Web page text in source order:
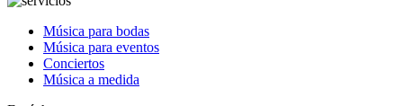
Música para bodas
Música para eventos
Conciertos
Música a medida